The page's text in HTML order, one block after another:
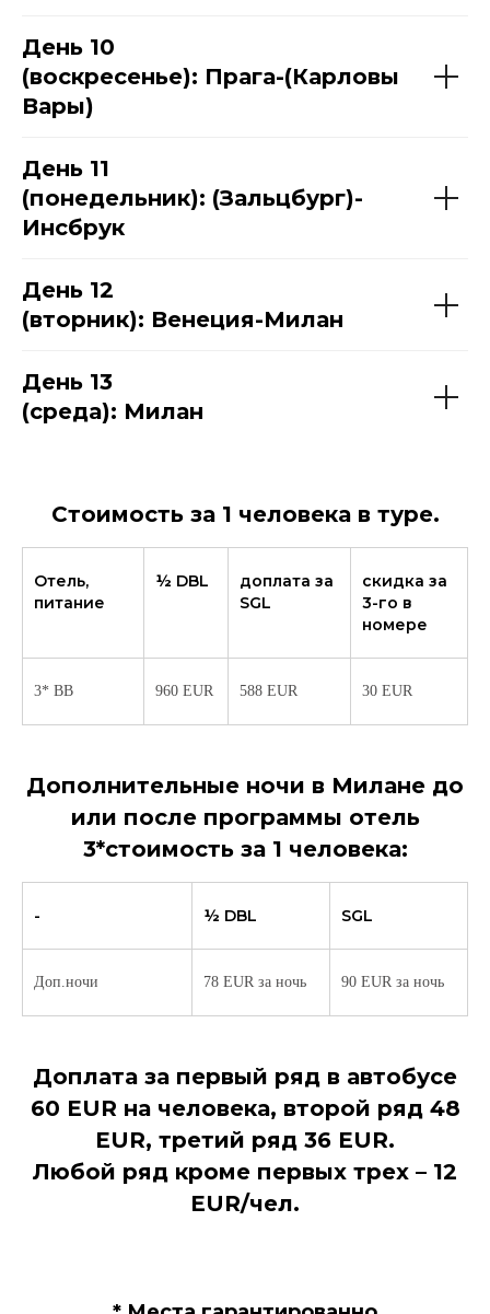
День 10
(воскресенье): Прага-(Карловы
Вары)
День 11
(понедельник): (Зальцбург)-
Инсбрук
День 12
(вторник): Венеция-Милан
День 13
(среда): Милан
Стоимость за 1 человека в туре.
Отель,
питание
½ DBL
доплата за
SGL
скидка за
3-го в
номере
3* BB 960 EUR 588 EUR 30 EUR
Дополнительные ночи в Милане до
или после программы отель
3*стоимость за 1 человека:
- ½ DBL SGL
Доп.ночи 78 EUR за ночь 90 EUR за ночь
Доплата за первый ряд в автобусе
60 EUR на человека, второй ряд 48
EUR, третий ряд 36 EUR.
Любой ряд кроме первых трех – 12
EUR/чел.